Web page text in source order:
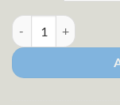
Mix Chenille C/